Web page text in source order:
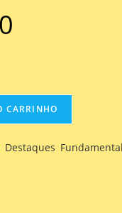
CARRINHO
Destaques Fundamental